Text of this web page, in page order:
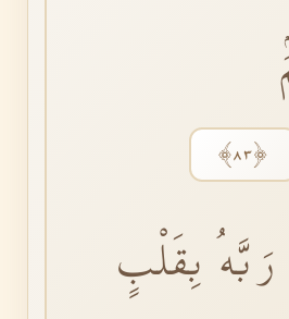
﴿٨٣﴾
بِقَلْبٍ